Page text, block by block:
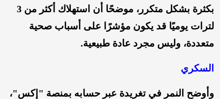
بكثرة بشكل متكرر، موضحًا أن استهلاك أكثر من 3
لترات يوميًا قد يكون مؤشرًا على أسباب صحية
متعددة، وليس مجرد عادة طبيعية.
السكري
وأوضح النمر في تغريدة عبر حسابه بمنصة "إكس"،